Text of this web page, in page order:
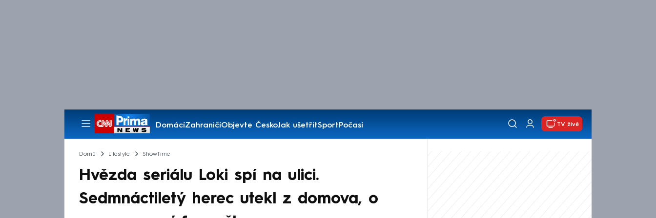
DomácíZahraničíObjevte ČeskoJak ušetřitSportPočasí
Pořady
TV živě
Domů Lifestyle ShowTime
Hvězda seriálu Loki spí na ulici.
Sedmnáctiletý herec utekl z domova, o